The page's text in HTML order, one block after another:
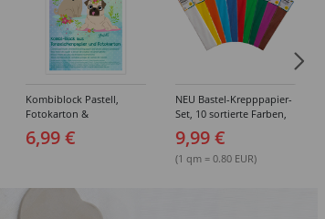
Kombiblock Pastell,
Fotokarton &
Tonzeichenpapier, 10 +
10 Blatt, 23 x 33 cm,
6,99 €
NEU Bastel-Krepppapier-
Set, 10 sortierte Farben,
je 50x250cm
9,99 €
(1 qm = 0.80 EUR)